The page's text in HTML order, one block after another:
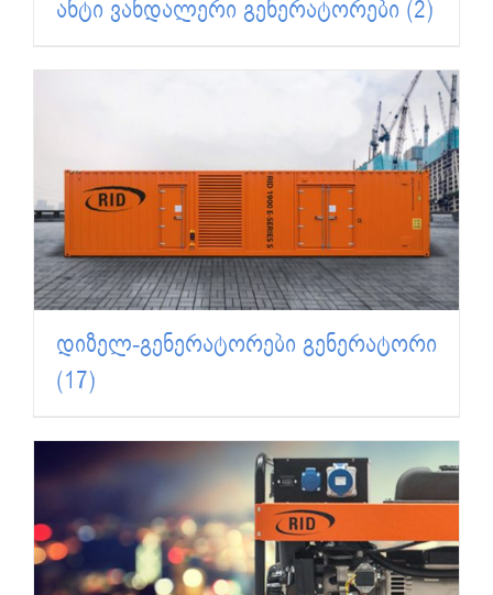
ანტი ვანდალერი გენერატორები (2)
დიზელ-გენერატორები გენერატორი
(17)